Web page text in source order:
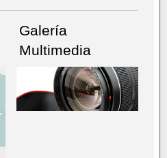
Galería
Multimedia